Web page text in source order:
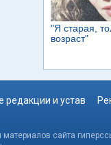
редакции и устав
сайта